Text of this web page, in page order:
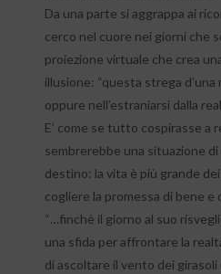
Da una parte si aggrappa ai
cerco nel cuore nei giorni che
proiezione virtuale che crea
illusione: “questa strega d’una
oppure nell’estraniarsi dalla
E’ come se tutto cospirasse
sembrerebbe una situazione
destino: la vita è più grande
cogliere la promessa di bene e
“…finchè il giorno al suo
una sfida per affrontare la
di ascoltare il vento dei